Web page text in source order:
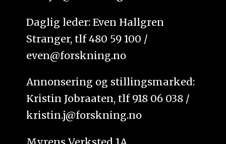
Daglig leder: Even Hallgren
Stranger, tlf 480 59 100 /
even@forskning.no
Annonsering og stillingsmarked:
Kristin Jobraaten, tlf 918 06 038 /
kristin.j@forskning.no